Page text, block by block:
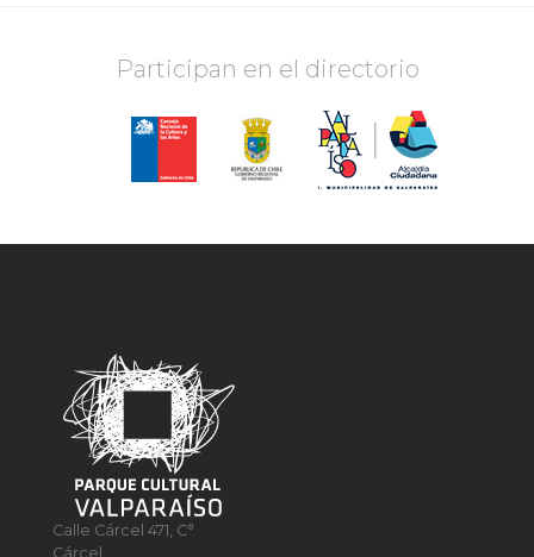
Participan en el directorio
Calle Cárcel 471, C°
Cárcel